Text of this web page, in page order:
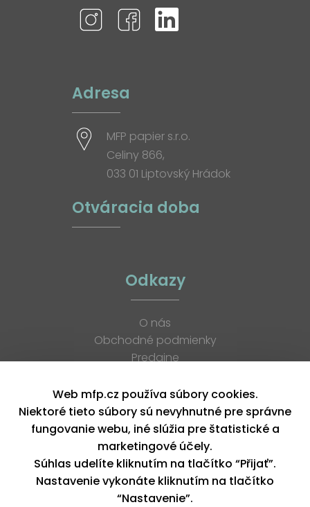
Adresa
MFP papier s.r.o.
Celiny 866,
033 01 Liptovský Hrádok
Otváracia doba
Odkazy
O nás
Obchodné podmienky
Predajne
K stiahnutiu
Blog
Kontakt
Kariéra
XML feed
Copyright © 2026, MFP paper s. r. o. | Všetky práva vyhradené
Web mfp.cz používa súbory cookies.
Niektoré tieto súbory sú nevyhnutné pre správne
fungovanie webu, iné slúžia pre štatistické a
marketingové účely.
Súhlas udelíte kliknutím na tlačítko “Přijať”.
Nastavenie vykonáte kliknutím na tlačítko
“Nastavenie”.